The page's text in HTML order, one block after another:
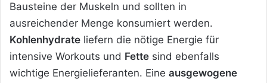
Bausteine der Muskeln und sollten in
ausreichender Menge konsumiert werden.
Kohlenhydrate liefern die nötige Energie für
intensive Workouts und Fette sind ebenfalls
wichtige Energielieferanten. Eine ausgewogene